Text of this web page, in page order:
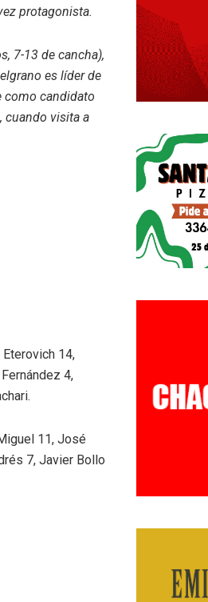
protagonista.
7-13 de cancha),
es líder de
como candidato
cuando visita a
14,
4,
11, José
7, Javier Bollo